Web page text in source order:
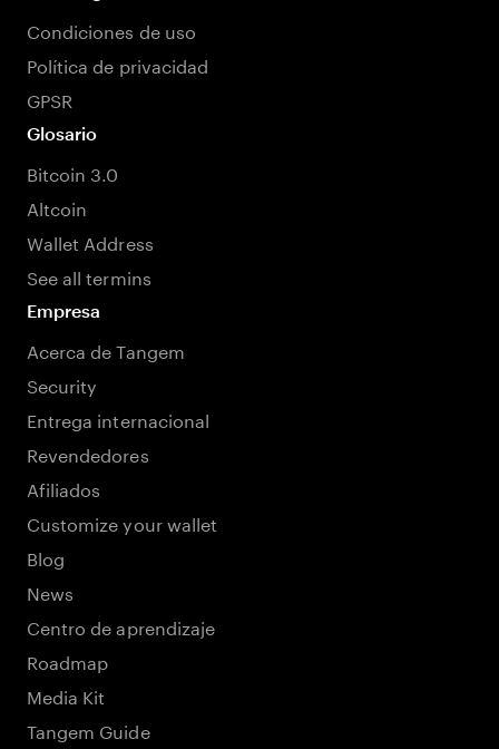
Condiciones de uso
Política de privacidad
GPSR
Glosario
Bitcoin 3.0
Altcoin
Wallet Address
See all termins
Empresa
Acerca de Tangem
Security
Entrega internacional
Revendedores
Afiliados
Customize your wallet
Blog
News
Centro de aprendizaje
Roadmap
Media Kit
Tangem Guide